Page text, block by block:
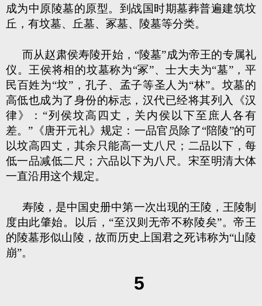
成为中原陵墓的原型。到战国时期墓葬普遍建筑坟
丘，有坟墓、丘墓、冢墓、陵墓等分类。
而从赵肃侯寿陵开始，“陵墓”成为帝王的专属礼
仪。王侯将相的坟墓称为“冢”、士大夫为“墓”，平
民百姓为“坟”，孔子、孟子等圣人为“林”。坟墓的
高低也成为了身份的标志，汉代已经将其列入《汉
律》：“列侯坟高四丈，关内侯以下至庶人各有
差。”《唐开元礼》规定：一品官员除了“陪陵”的可
以坟高四丈，其余只能高一丈八尺；二品以下，每
低一品减低二尺；六品以下为八尺。宋至明清大体
一直沿用这个规定。
寿陵，是中国史册中第一次出现的王陵，王陵制
度由此肇始。以后，“至汉则无帝不称陵矣”。帝王
的陵墓形似山陵，故而历史上国君之死讳称为“山陵
崩”。
5